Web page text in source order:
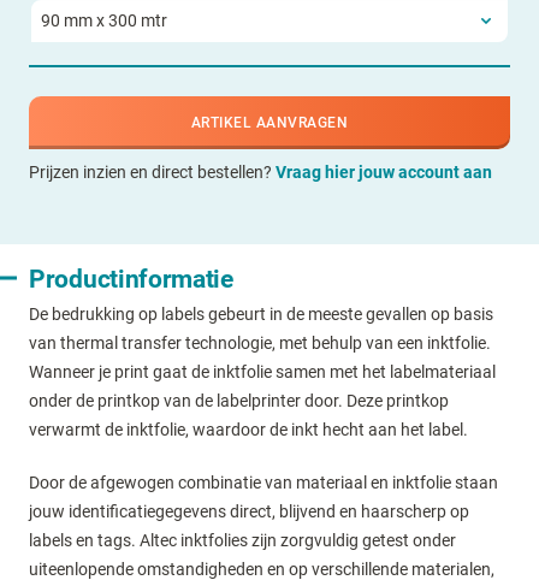
ARTIKEL AANVRAGEN
Prijzen inzien en direct bestellen? Vraag hier jouw account aan
Productinformatie
De bedrukking op labels gebeurt in de meeste gevallen op basis
van thermal transfer technologie, met behulp van een inktfolie.
Wanneer je print gaat de inktfolie samen met het labelmateriaal
onder de printkop van de labelprinter door. Deze printkop
verwarmt de inktfolie, waardoor de inkt hecht aan het label.
Door de afgewogen combinatie van materiaal en inktfolie staan
jouw identificatiegegevens direct, blijvend en haarscherp op
labels en tags. Altec inktfolies zijn zorgvuldig getest onder
uiteenlopende omstandigheden en op verschillende materialen,